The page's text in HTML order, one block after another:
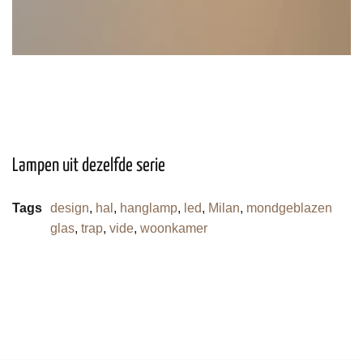
Lampen uit dezelfde serie
Tags design, hal , hanglamp, led, Milan, mondgeblazen
glas, trap, vide, woonkamer